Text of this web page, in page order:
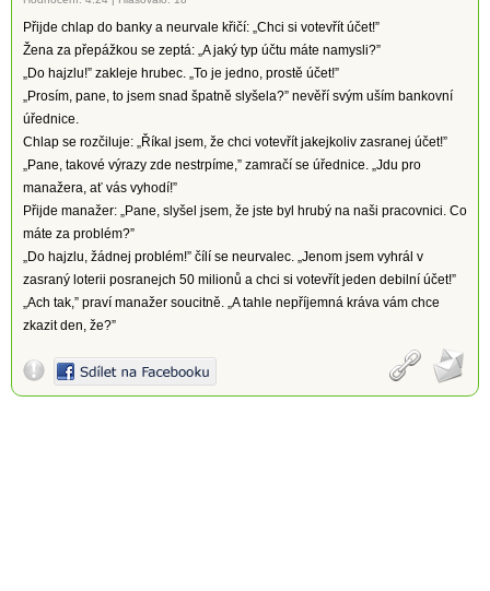
Přijde chlap do banky a neurvale křičí: „Chci si votevřít účet!”
Žena za přepážkou se zeptá: „A jaký typ účtu máte namysli?”
„Do hajzlu!” zakleje hrubec. „To je jedno, prostě účet!”
„Prosím, pane, to jsem snad špatně slyšela?” nevěří svým uším bankovní
úřednice.
Chlap se rozčiluje: „Říkal jsem, že chci votevřít jakejkoliv zasranej účet!”
„Pane, takové výrazy zde nestrpíme,” zamračí se úřednice. „Jdu pro
manažera, ať vás vyhodí!”
Přijde manažer: „Pane, slyšel jsem, že jste byl hrubý na naši pracovnici. Co
máte za problém?”
„Do hajzlu, žádnej problém!” čílí se neurvalec. „Jenom jsem vyhrál v
zasraný loterii posranejch 50 milionů a chci si votevřít jeden debilní účet!”
„Ach tak,” praví manažer soucitně. „A tahle nepříjemná kráva vám chce
zkazit den, že?”